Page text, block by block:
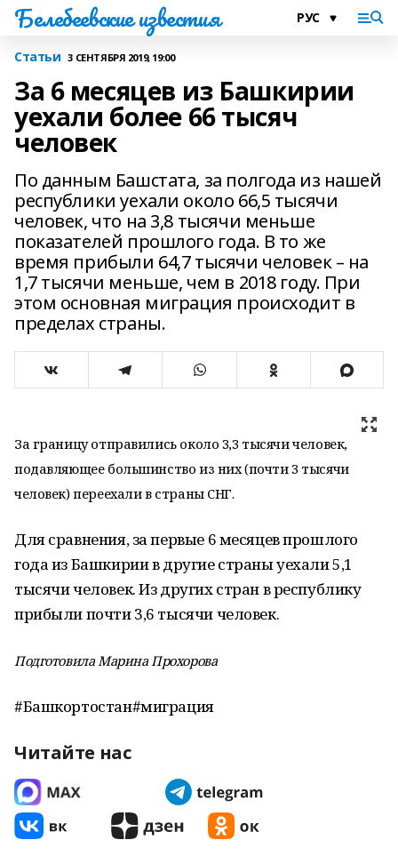
Белебеевские известия
Статьи 3 СЕНТЯБРЯ 2019, 19:00
За 6 месяцев из Башкирии
уехали более 66 тысяч
человек
По данным Башстата, за полгода из нашей
республики уехали около 66,5 тысячи
человек, что на 3,8 тысячи меньше
показателей прошлого года. В то же
время прибыли 64,7 тысячи человек – на
1,7 тысячи меньше, чем в 2018 году. При
этом основная миграция происходит в
пределах страны.
За границу отправились около 3,3 тысячи человек,
подавляющее большинство из них (почти 3 тысячи
человек) переехали в страны СНГ.
Для сравнения, за первые 6 месяцев прошлого
года из Башкирии в другие страны уехали 5,1
тысячи человек. Из других стран в республику
прибыли почти 3,6 тысячи человек.
Подготовила Марина Прохорова
#Башкортостан#миграция
Читайте нас